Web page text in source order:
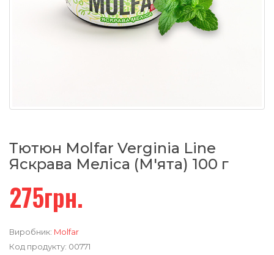
Тютюн Molfar Verginia Line
Яскрава Меліса (М'ята) 100 г
275грн.
Виробник: Molfar
Код продукту: 00771